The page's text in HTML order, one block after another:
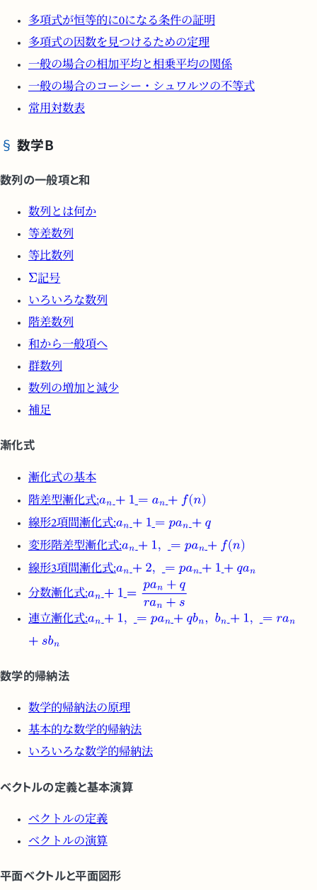
多項式が恒等的に0になる条件の証明
多項式の因数を見つけるための定理
一般の場合の相加平均と相乗平均の関係
一般の場合のコーシー・シュワルツの不等式
常用対数表
数学B
数列の一般項と和
数列とは何か
等差数列
等比数列
記号
いろいろな数列
階差数列
和から一般項へ
群数列
数列の増加と減少
補足
漸化式
漸化式の基本
階差型漸化式:
線形2項間漸化式:
変形階差型漸化式:
線形3項間漸化式:
分数漸化式:
連立漸化式:
数学的帰納法
数学的帰納法の原理
基本的な数学的帰納法
いろいろな数学的帰納法
ベクトルの定義と基本演算
ベクトルの定義
ベクトルの演算
平面ベクトルと平面図形